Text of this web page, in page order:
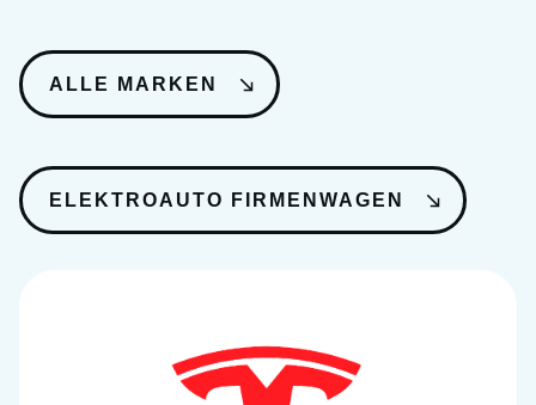
ALLE MARKEN
ELEKTROAUTO FIRMENWAGEN